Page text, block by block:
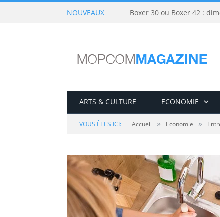
NOUVEAUX Boxer 30 ou Boxer 42 :
ARTS & CULTURE ECONOMIE
VOUS ÊTES ICI: Accueil » Economie »